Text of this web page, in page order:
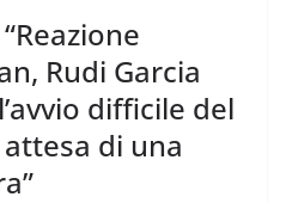
Rudi Garcia
difficile del
di una